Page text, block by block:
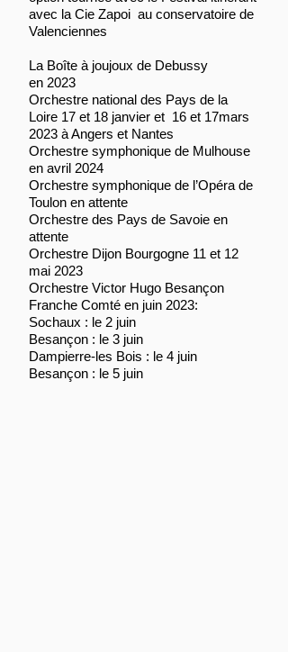
avec la Cie Zapoi au conservatoire de
Valenciennes
La Boîte à joujoux de Debussy
en 2023
Orchestre national des Pays de la
Loire 17 et 18 janvier et 16 et 17mars
2023 à Angers et Nantes
Orchestre symphonique de Mulhouse
en avril 2024
Orchestre symphonique de l’Opéra de
Toulon en attente
Orchestre des Pays de Savoie en
attente
Orchestre Dijon Bourgogne 11 et 12
mai 2023
Orchestre Victor Hugo Besançon
Franche Comté en juin 2023:
Sochaux : le 2 juin
Besançon : le 3 juin
Dampierre-les Bois : le 4 juin
Besançon : le 5 juin